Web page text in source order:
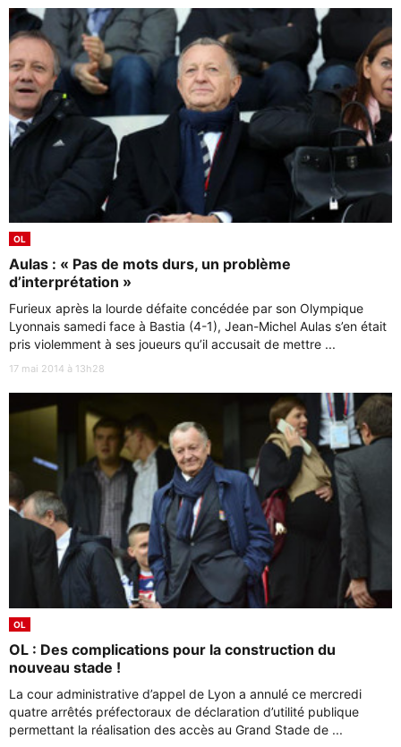
OL
Aulas : « Pas de mots durs, un problème
d’interprétation »
Furieux après la lourde défaite concédée par son Olympique
Lyonnais samedi face à Bastia (4-1), Jean-Michel Aulas s’en était
pris violemment à ses joueurs qu’il accusait de mettre ...
17 mai 2014 à 13h28
OL
OL : Des complications pour la construction du
nouveau stade !
La cour administrative d’appel de Lyon a annulé ce mercredi
quatre arrêtés préfectoraux de déclaration d’utilité publique
permettant la réalisation des accès au Grand Stade de ...